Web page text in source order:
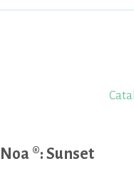
®: Sunset